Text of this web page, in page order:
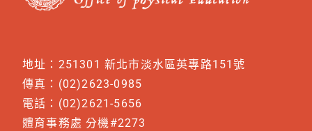
地址：251301 新北市淡水區英專路151號
傳真：(02)2623-0985
電話：(02)2621-5656
體育事務處 分機#2273